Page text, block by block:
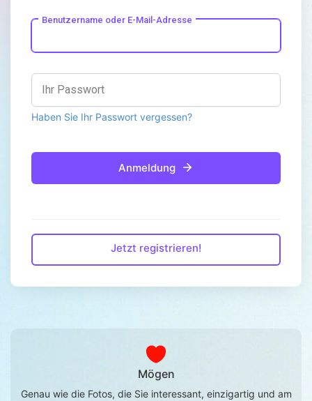
Benutzername oder E-Mail-Adresse
Ihr Passwort
Haben Sie Ihr Passwort vergessen?
Anmeldung
Jetzt registrieren!
Mögen
Genau wie die Fotos, die Sie interessant, einzigartig und am